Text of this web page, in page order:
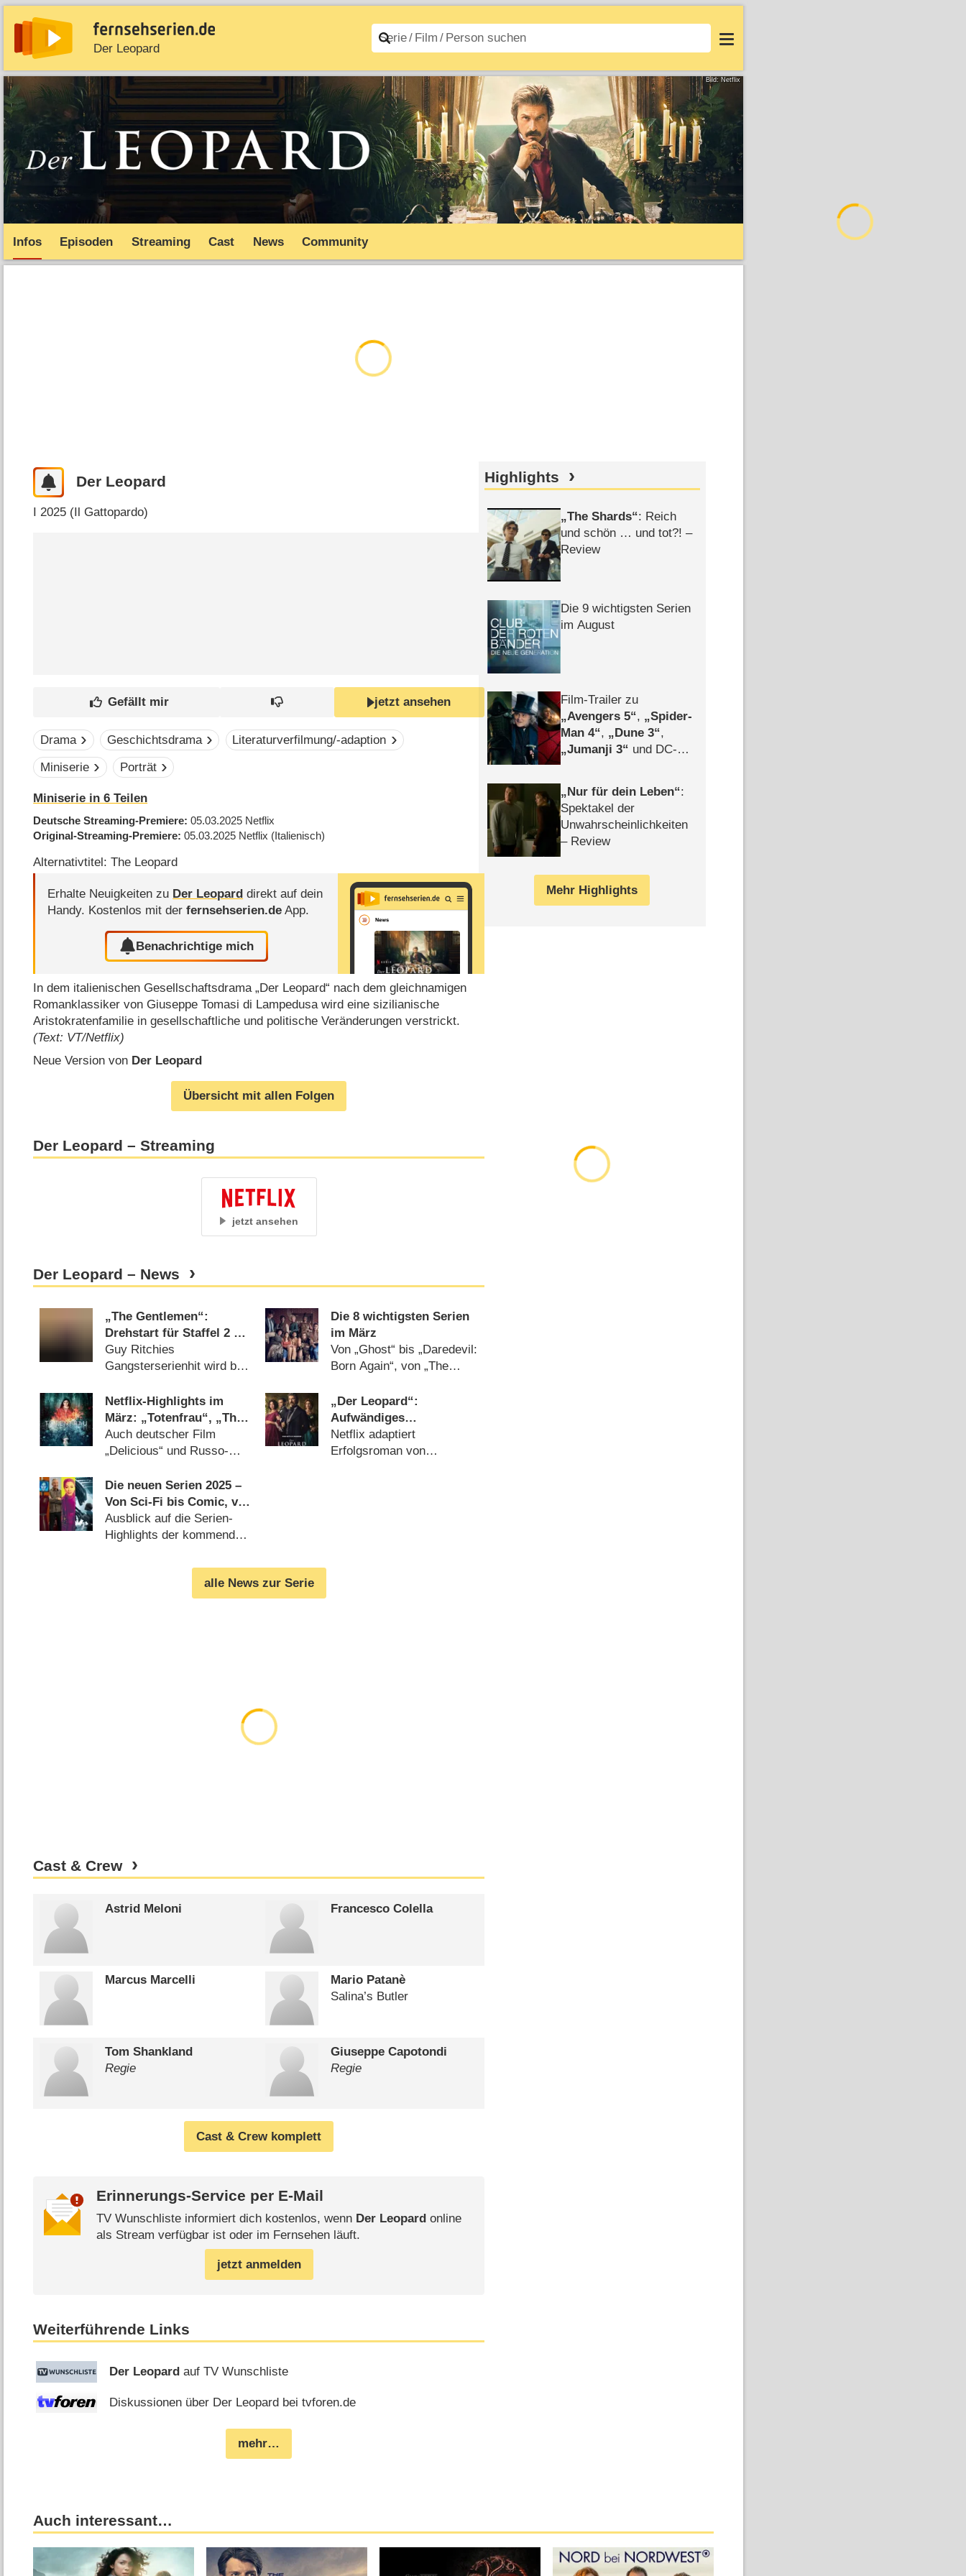
Der Leopard
News Entdecken Streaming Filme A–Z Login
Bild: Netflix
Infos Episoden Streaming Cast News Community
Der Leopard
I 2025 (Il Gattopardo)
jetzt ansehen
Drama Geschichtsdrama
Literaturverfilmung/-adaption
Miniserie
Porträt
Miniserie in 6 Teilen
Deutsche Streaming-Premiere 05.03.2025 Netflix
Original-Streaming-Premiere 05.03.2025 Netflix (Italienisch)
Alternativtitel: The Leopard
Erhalte Neuigkeiten zu Der Leopard direkt auf dein
Handy. Kostenlos mit derfernsehserien.de App.
Benachrichtige mich
In dem italienischen Gesellschaftsdrama „Der Leopard“ nach dem gleichnamigen
Romanklassiker von Giuseppe Tomasi di Lampedusa wird eine sizilianische
Aristokratenfamilie in gesellschaftliche und politische Veränderungen verstrickt.
(Text: VT/Netflix)
Neue Version von Der Leopard
Übersicht mit allen Folgen
Der Leopard – Streaming
jetzt ansehen
Der Leopard – News
„The Gentlemen“:
Drehstart für Staffel 2 mit
„Downton Abbey“-Star
Hugh Bonneville
Guy Ritchies
Gangsterserienhit wird bei
(30.05.2025)
Die 8 wichtigsten Serien
im März
Von „Ghost“ bis „Daredevil:
Born Again“, von „The
28.02.2025)
Netflix-Highlights im
März: „Totenfrau“, „The
Residence“ sowie
„Resident Alien“ und
Auch deutscher Film
„Delicious“ und Russo-
(26.02.2025)
„Der Leopard“:
Aufwändiges
Kostümdrama findet
Termin für
Netflix adaptiert
Erfolgsroman von
Die neuen Serien 2025 –
Von Sci-Fi bis Comic, von
Miniserie bis Spin-Off
Ausblick auf die Serien-
Highlights der kommenden
alle News zur Serie
Cast & Crew
Astrid Meloni Francesco Colella
Marcus Marcelli
Mario Patanè
Salina’s Butler
Tom Shankland
Regie
Giuseppe Capotondi
Regie
Cast & Crew komplett
Erinnerungs-Service per E-Mail
TV Wunschliste informiert dich kostenlos, wenn Der Leopardonline
als Stream verfügbar ist oder im Fernsehen läuft.
jetzt anmelden
Weiterführende Links
Der Leopard auf TV Wunschliste
Diskussionen über Der Leopard bei tvforen.de
mehr…
Highlights
The Shards : Reich
und schön … und tot?! –
Review
Die 9 wichtigsten Serien
im August
Film-Trailer zu
Avengers 5 ,
Spider-
Man 4 , Dune 3 ,
Jumanji 3
und DC-
Nur für dein Leben :
Spektakel der
Unwahrscheinlichkeiten
– Review
Mehr Highlights
Auch interessant…